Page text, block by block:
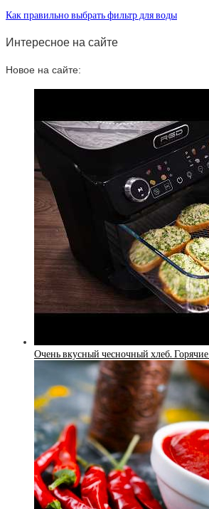
Как правильно выбрать фильтр для воды
Интересное на сайте
Новое на сайте:
Очень вкусный чесночный хлеб.